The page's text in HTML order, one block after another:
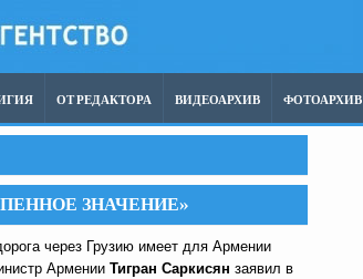
ОТ РЕДАКТОРА ВИДЕОАРХИВ ФОТОАРХИВ
ЗНАЧЕНИЕ»
через Грузию имеет для Армении
Армении Тигран Саркисян заявил в